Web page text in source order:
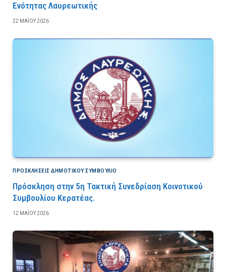
Ενότητας Λαυρεωτικής
22 ΜΑΪ́ΟΥ 2026
ΠΡΟΣΚΛΉΣΕΙΣ ΔΗΜΟΤΙΚΟΎ ΣΥΜΒΟΎΛΙΟ
Πρόσκληση στην 5η Τακτική Συνεδρίαση Κοινοτικού
Συμβουλίου Κερατέας.
12 ΜΑΪ́ΟΥ 2026